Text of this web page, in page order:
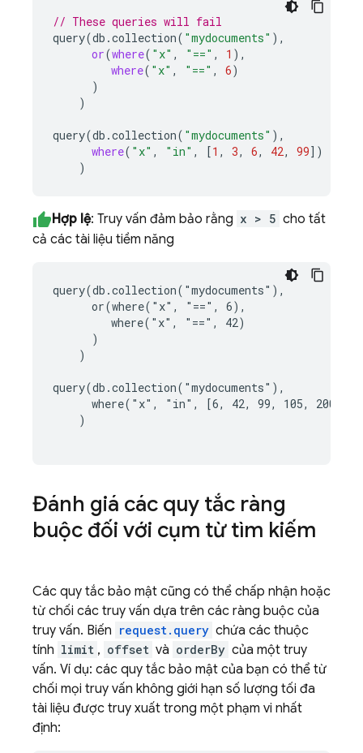
// These queries will fail
query(db .collection( "mydocuments" ),
or(where( "x" , "==" , 1 ),
where( "x" , "==" , 6)
)
)
query(db .collection( "mydocuments" ),
where( "x" , "in" , [1 , 3, 6, 42, 99])
)
Hợp lệ: Truy vấn đảm bảo rằng x > 5 cho tất
cả các tài liệu tiềm năng
query(db.collection("mydocuments"),
      or(where("x", "==", 6),
         where("x", "==", 42)
      )
    )
query(db.collection("mydocuments"),
      where("x", "in", [6, 42, 99, 105, 200])
    )
Đánh giá các quy tắc ràng
buộc đối với cụm từ tìm kiếm
Các quy tắc bảo mật cũng có thể chấp nhận hoặc
từ chối các truy vấn dựa trên các ràng buộc của
truy vấn. Biến request.query chứa các thuộc
tính limit , offset và orderBy của một truy
vấn. Ví dụ: các quy tắc bảo mật của bạn có thể từ
chối mọi truy vấn không giới hạn số lượng tối đa
tài liệu được truy xuất trong một phạm vi nhất
định: